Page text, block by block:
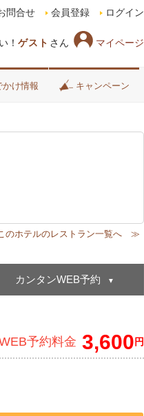
！ ゲスト さん マイページ
問合せ 会員登録 ログイン
かけ情報 キャンペーン
カンタンWEB予約
予約料金 3,600 円